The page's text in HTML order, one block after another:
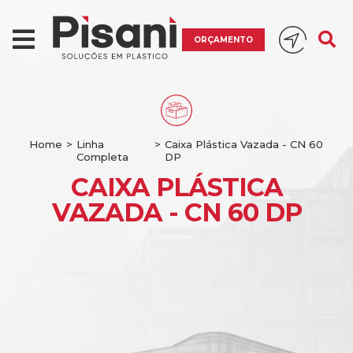
ORÇAMENTO
Home > Linha
Completa
> Caixa Plástica Vazada - CN 60
DP
CAIXA PLÁSTICA
VAZADA - CN 60 DP